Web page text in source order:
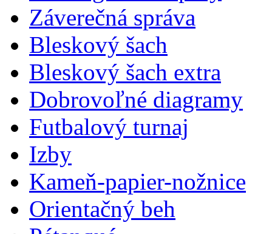
Záverečná správa
Bleskový šach
Bleskový šach extra
Dobrovoľné diagramy
Futbalový turnaj
Izby
Kameň-papier-nožnice
Orientačný beh